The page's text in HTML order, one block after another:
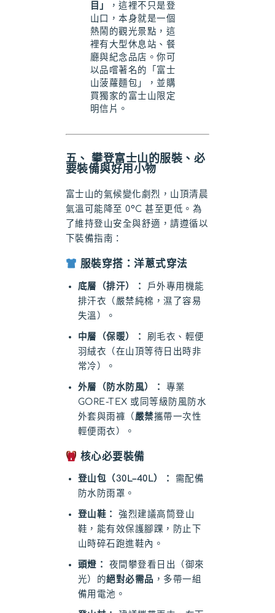
目」
，這裡不只是登
山口，本身就是一個
熱鬧的觀光景點，這
裡有大型休息站、餐
廳與紀念品店。你可
以品嚐著名的「富士
山菠蘿麵包」，並購
買獨家的富士山限定
明信片。
五、 攀登富士山的服裝、必
要裝備與好用小物
富士山的氣候變化劇烈，山頂清晨
氣溫可能降至 0°C 甚至更低。為
了維持登山安全與舒適，請遵循以
下裝備指南：
服裝穿搭：洋蔥式穿法
底層（排汗）：
戶外專用機能
排汗衣（嚴禁純棉，濕了容易
失溫）。
中層（保暖）：
刷毛衣、輕便
羽絨衣（在山頂等待日出時非
常冷）。
外層（防水防風）：
專業
GORE-TEX 或同等級防風防水
外套與雨褲（ 嚴禁攜帶一次性
輕便雨衣）。
核心必要裝備
登山包（30L–40L）：
需配備
防水防雨罩。
登山鞋：
強烈建議高筒登山
鞋，能有效保護腳踝，防止下
山時碎石跑進鞋內。
頭燈：
夜間攀登看日出（御來
光）的絕對必需品 ，多帶一組
備用電池。